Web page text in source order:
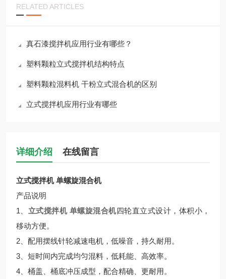
RELATED ARTICLES
真石漆搅拌机应用行业有哪些？
塑料颗粒立式搅拌机结构特点
塑料颗粒混料机 干粉立式混合机的区别
立式搅拌机应用行业有哪些
详细介绍 在线留言
立式搅拌机 单螺旋混合机
产品说明
1、 立式搅拌机 单螺旋混合机四轮直立式设计，体积小，
移动方便。
2、配用摆线针轮减速电机，低噪音，持久耐用。
3、 短时间内完成均匀混料，低耗能、高效率。
4、 桶盖、桶底冲压成型，配合精确、更耐用。